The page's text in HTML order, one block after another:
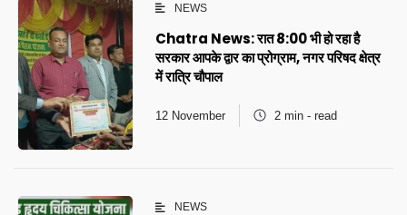
NEWS
Chatra News: रात 8:00 भी हो रहा है
सरकार आपके द्वार का प्रोग्राम, नगर परिषद क्षेत्र
में रात्रि चौपाल
12 November 2 min - read
NEWS